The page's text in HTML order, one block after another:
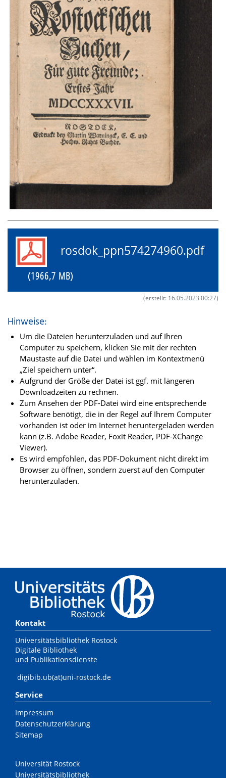
rosdok_ppn574274960.pdf
(1966,7 MB)
(erstellt: 16.05.2023 00:27)
Hinweise:
Um die Dateien herunterzuladen und auf Ihren
Computer zu speichern, klicken Sie mit der rechten
Maustaste auf die Datei und wählen im Kontextmenü
„Ziel speichern unter“.
Aufgrund der Größe der Datei ist ggf. mit längeren
Downloadzeiten zu rechnen.
Zum Ansehen der PDF-Datei wird eine entsprechende
Software benötigt, die in der Regel auf Ihrem Computer
vorhanden ist oder im Internet heruntergeladen werden
kann (z.B. Adobe Reader, Foxit Reader, PDF-XChange
Viewer).
Es wird empfohlen, das PDF-Dokument nicht direkt im
Browser zu öffnen, sondern zuerst auf den Computer
herunterzuladen.
Kontakt
Universitätsbibliothek Rostock
Digitale Bibliothek
und Publikationsdienste
digibib.ub(at)uni-rostock.de
Service
Impressum
Datenschutzerklärung
Sitemap
Universität Rostock
Universitätsbibliothek